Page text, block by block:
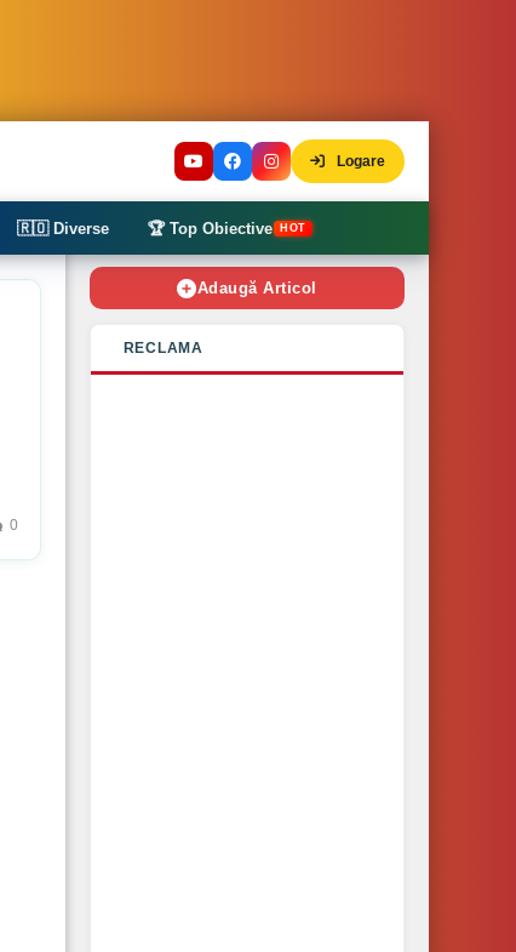
Logare
🇷🇴 Diverse 🏆 Top Obiective HOT
0
Adaugă Articol
RECLAMA